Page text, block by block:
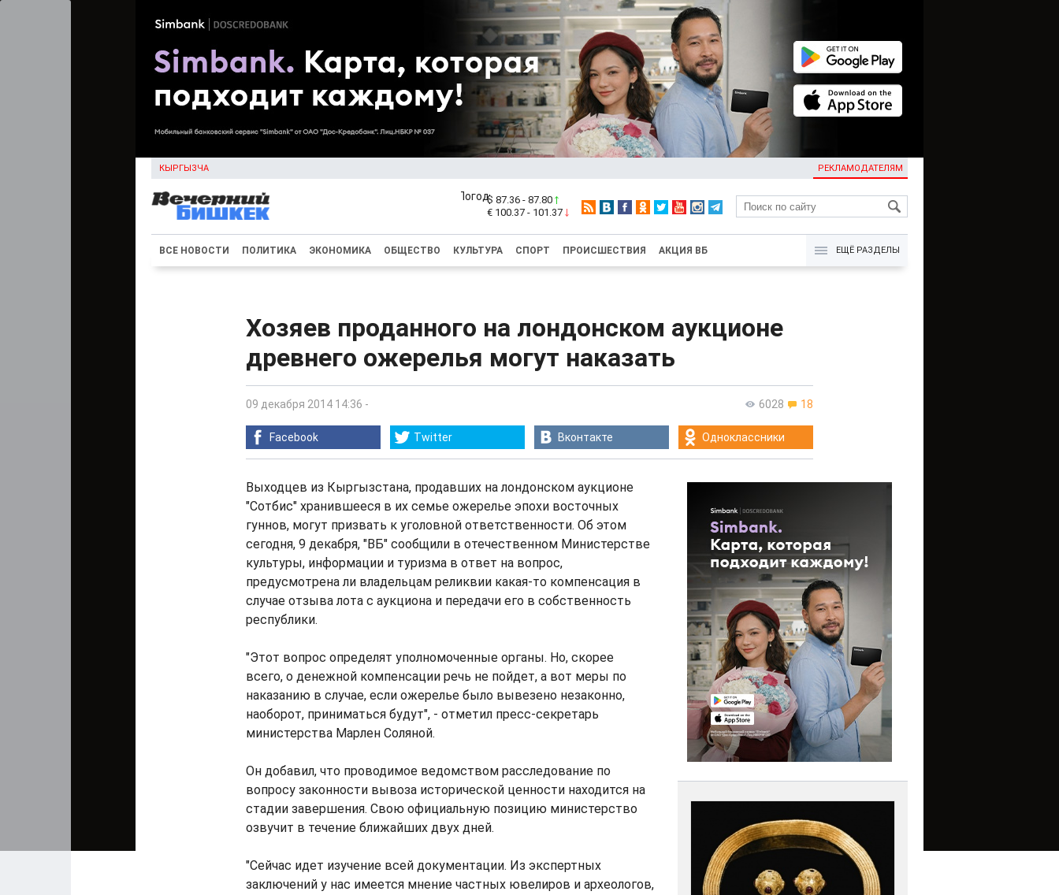
КЫРГЫЗЧА РЕКЛАМОДАТЕЛЯМ
KG
$ 87.36 - 87.80
€ 100.37 - 101.37
ВСЕ НОВОСТИ ПОЛИТИКА ЭКОНОМИКА ОБЩЕСТВО КУЛЬТУРА СПОРТ ПРОИСШЕСТВИЯ АКЦИЯ ВБ ЕЩЁ РАЗДЕЛЫ
Хозяев проданного на лондонском аукционе
древнего ожерелья могут наказать
6028 18
09 декабря 2014 14:36 -
Facebook Twitter Вконтакте Одноклассники
Выходцев из Кыргызстана, продавших на лондонском аукционе
"Сотбис" хранившееся в их семье ожерелье эпохи восточных
гуннов, могут призвать к уголовной ответственности. Об этом
сегодня, 9 декабря, "ВБ" сообщили в отечественном Министерстве
культуры, информации и туризма в ответ на вопрос,
предусмотрена ли владельцам реликвии какая-то компенсация в
случае отзыва лота с аукциона и передачи его в собственность
республики.
"Этот вопрос определят уполномоченные органы. Но, скорее
всего, о денежной компенсации речь не пойдет, а вот меры по
наказанию в случае, если ожерелье было вывезено незаконно,
наоборот, приниматься будут", - отметил пресс-секретарь
министерства Марлен Соляной.
Он добавил, что проводимое ведомством расследование по
вопросу законности вывоза исторической ценности находится на
стадии завершения. Свою официальную позицию министерство
озвучит в течение ближайших двух дней.
"Сейчас идет изучение всей документации. Из экспертных
заключений у нас имеется мнение частных ювелиров и археологов,